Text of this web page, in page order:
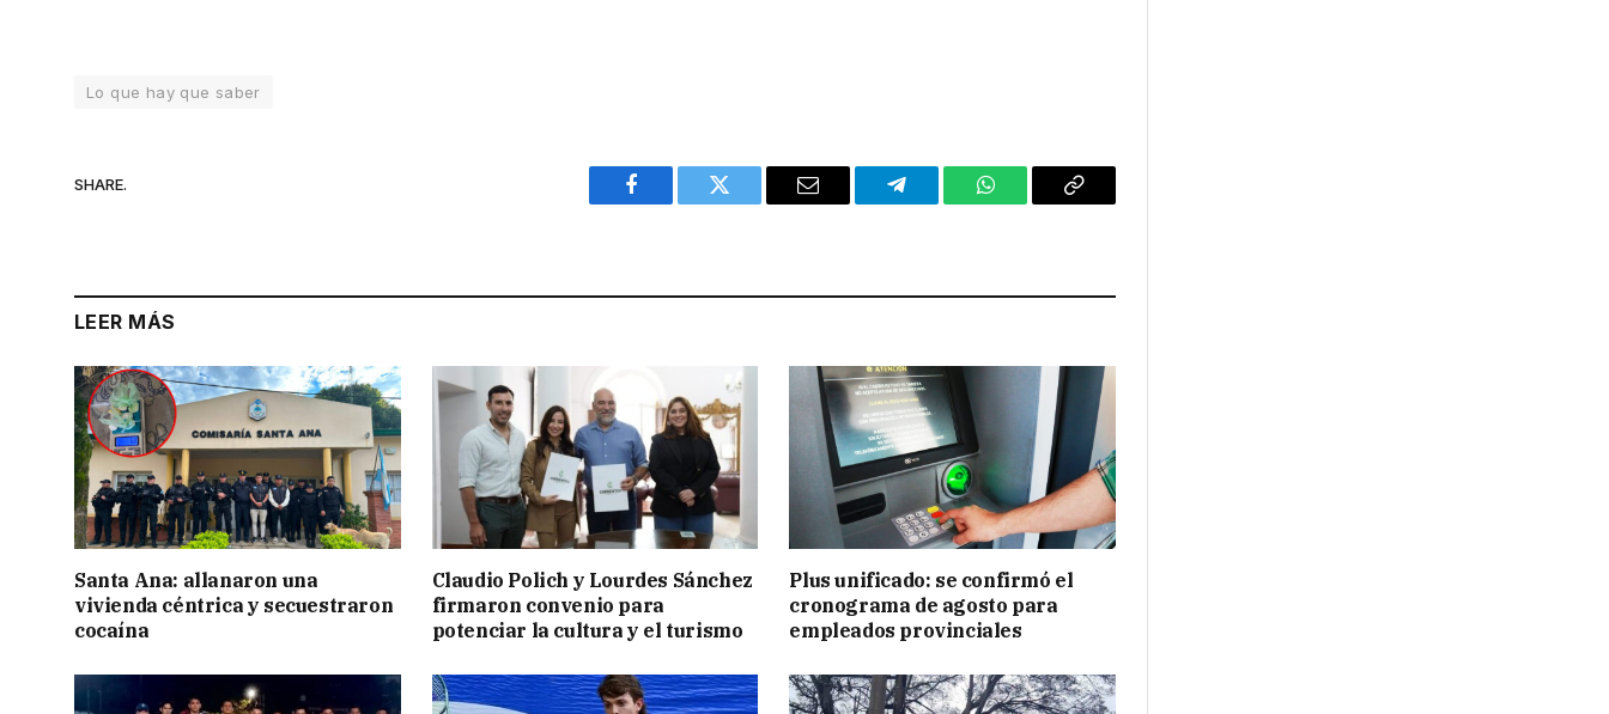
Lo que hay que saber
SHARE.
Facebook Twitter Email Telegram WhatsAppCopy
LEER MÁS
Santa Ana: allanaron una
vivienda céntrica y secuestraron
cocaína
Claudio Polich y Lourdes Sánchez
firmaron convenio para
potenciar la cultura y el turismo
Plus unificado: se confirmó el
cronograma de agosto para
empleados provinciales